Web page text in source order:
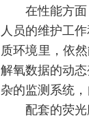
在性能方
人员的维护工
质环境里，依
解氧数据的动
杂的监测系统
配套的荧